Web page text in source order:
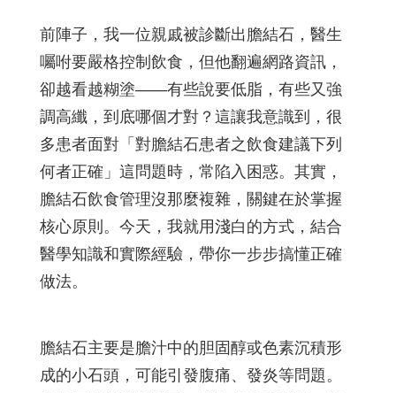
前陣子，我一位親戚被診斷出膽結石，醫生
囑咐要嚴格控制飲食，但他翻遍網路資訊，
卻越看越糊塗——有些說要低脂，有些又強
調高纖，到底哪個才對？這讓我意識到，很
多患者面對「對膽結石患者之飲食建議下列
何者正確」這問題時，常陷入困惑。其實，
膽結石飲食管理沒那麼複雜，關鍵在於掌握
核心原則。今天，我就用淺白的方式，結合
醫學知識和實際經驗，帶你一步步搞懂正確
做法。
膽結石主要是膽汁中的胆固醇或色素沉積形
成的小石頭，可能引發腹痛、發炎等問題。